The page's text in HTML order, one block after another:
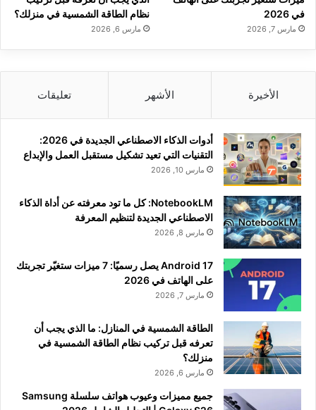
في 2026
مارس 7, 2026
نظام الطاقة الشمسية في منزلك؟
مارس 6, 2026
الأخيرة الأشهر تعليقات
أدوات الذكاء الاصطناعي الجديدة في 2026:
التقنيات التي تعيد تشكيل مستقبل العمل والإبداع
مارس 10, 2026
NotebookLM: كل ما تود معرفته عن أداة الذكاء
الاصطناعي الجديدة لتنظيم المعرفة
مارس 8, 2026
Android 17 يصل رسميًا: 7 ميزات ستغيّر تجربتك
على الهاتف في 2026
مارس 7, 2026
الطاقة الشمسية في المنازل: ما الذي يجب أن
تعرفه قبل تركيب نظام الطاقة الشمسية في
منزلك؟
مارس 6, 2026
جميع مميزات وعيوب هواتف سلسلة Samsung